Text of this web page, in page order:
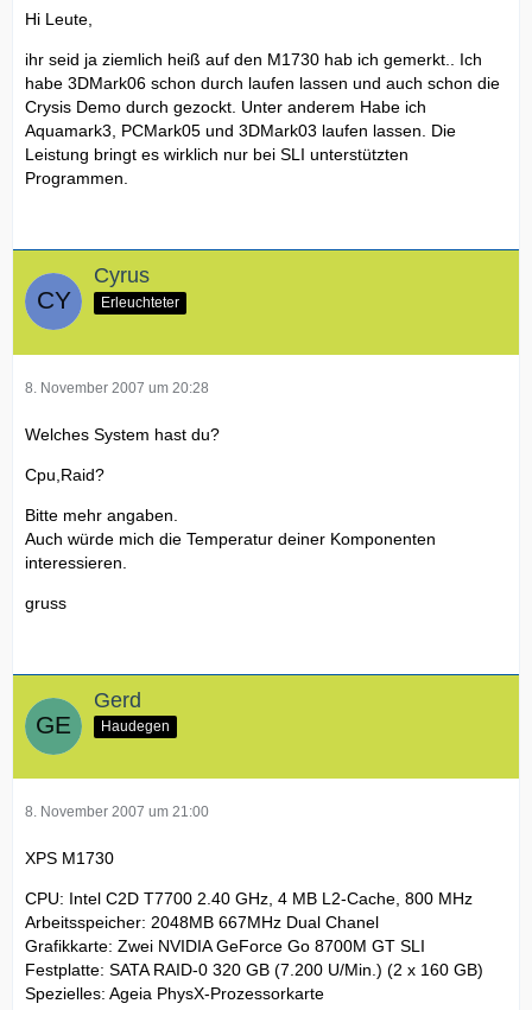
Hi Leute,
ihr seid ja ziemlich heiß auf den M1730 hab ich gemerkt.. Ich
habe 3DMark06 schon durch laufen lassen und auch schon die
Crysis Demo durch gezockt. Unter anderem Habe ich
Aquamark3, PCMark05 und 3DMark03 laufen lassen. Die
Leistung bringt es wirklich nur bei SLI unterstützten
Programmen.
Cyrus
Erleuchteter
8. November 2007 um 20:28
Welches System hast du?
Cpu,Raid?
Bitte mehr angaben.
Auch würde mich die Temperatur deiner Komponenten
interessieren.
gruss
Gerd
Haudegen
8. November 2007 um 21:00
XPS M1730
CPU: Intel C2D T7700 2.40 GHz, 4 MB L2-Cache, 800 MHz
Arbeitsspeicher: 2048MB 667MHz Dual Chanel
Grafikkarte: Zwei NVIDIA GeForce Go 8700M GT SLI
Festplatte: SATA RAID-0 320 GB (7.200 U/Min.) (2 x 160 GB)
Spezielles: Ageia PhysX-Prozessorkarte